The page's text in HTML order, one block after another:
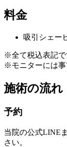
料金
吸引シェー
※全て税込表記で
※モニターには事
施術の流れ
予約
当院の公式LINE
さい。